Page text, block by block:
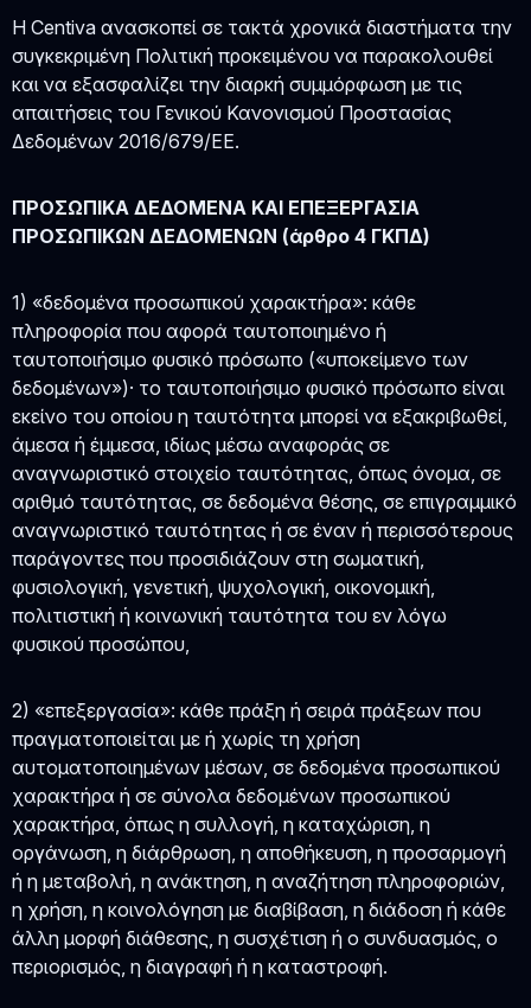
Η Centiva ανασκοπεί σε τακτά χρονικά διαστήματα την
συγκεκριμένη Πολιτική προκειμένου να παρακολουθεί
και να εξασφαλίζει την διαρκή συμμόρφωση με τις
απαιτήσεις του Γενικού Κανονισμού Προστασίας
Δεδομένων 2016/679/ΕΕ.
ΠΡΟΣΩΠΙΚΑ ΔΕΔΟΜΕΝΑ ΚΑΙ ΕΠΕΞΕΡΓΑΣΙΑ
ΠΡΟΣΩΠΙΚΩΝ ΔΕΔΟΜΕΝΩΝ (άρθρο 4 ΓΚΠΔ)
1) «δεδομένα προσωπικού χαρακτήρα»: κάθε
πληροφορία που αφορά ταυτοποιημένο ή
ταυτοποιήσιμο φυσικό πρόσωπο («υποκείμενο των
δεδομένων»)· το ταυτοποιήσιμο φυσικό πρόσωπο είναι
εκείνο του οποίου η ταυτότητα μπορεί να εξακριβωθεί,
άμεσα ή έμμεσα, ιδίως μέσω αναφοράς σε
αναγνωριστικό στοιχείο ταυτότητας, όπως όνομα, σε
αριθμό ταυτότητας, σε δεδομένα θέσης, σε επιγραμμικό
αναγνωριστικό ταυτότητας ή σε έναν ή περισσότερους
παράγοντες που προσιδιάζουν στη σωματική,
φυσιολογική, γενετική, ψυχολογική, οικονομική,
πολιτιστική ή κοινωνική ταυτότητα του εν λόγω
φυσικού προσώπου,
2) «επεξεργασία»: κάθε πράξη ή σειρά πράξεων που
πραγματοποιείται με ή χωρίς τη χρήση
αυτοματοποιημένων μέσων, σε δεδομένα προσωπικού
χαρακτήρα ή σε σύνολα δεδομένων προσωπικού
χαρακτήρα, όπως η συλλογή, η καταχώριση, η
οργάνωση, η διάρθρωση, η αποθήκευση, η προσαρμογή
ή η μεταβολή, η ανάκτηση, η αναζήτηση πληροφοριών,
η χρήση, η κοινολόγηση με διαβίβαση, η διάδοση ή κάθε
άλλη μορφή διάθεσης, η συσχέτιση ή ο συνδυασμός, ο
περιορισμός, η διαγραφή ή η καταστροφή.